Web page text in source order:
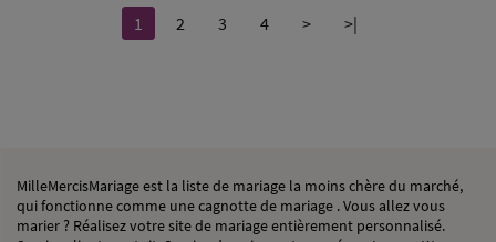
1 2 3 4 > >|
MilleMercisMariage est la liste de mariage la moins chère du marché,
qui fonctionne comme une cagnotte de mariage . Vous allez vous
marier ? Réalisez votre site de mariage entièrement personnalisé.